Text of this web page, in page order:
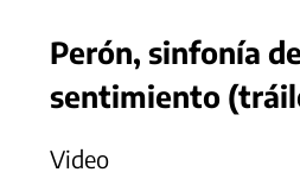
Perón, sinfonía
sentimiento
Video